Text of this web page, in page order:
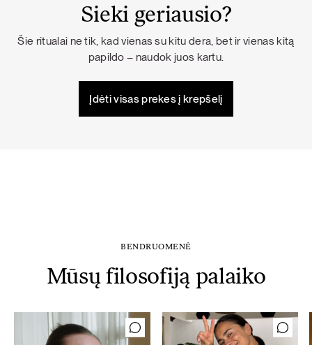
Sieki geriausio?
Šie ritualai ne tik, kad vienas su kitu dera, bet ir vienas kitą
papildo – naudok juos kartu.
Įdėti visas prekes į krepšelį
BENDRUOMENĖ
Mūsų filosofiją palaiko